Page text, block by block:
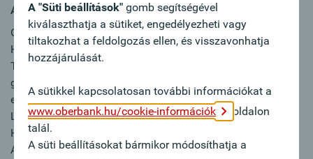
Ajánlatunk:
Oberbank ist anders, weil Sie Ihre Karriere selbst in der
Hand haben und wir Sie dabei unterstützen. Werden Sie
Teil des erfolgreichen Oberbank-Teams und wir arbeiten
gemeinsam an Ihrer weiteren Entwicklung. Wir bieten Ihnen
einzigartige Zukunftschancen und ein Arbeitsumfeld mit
Leidenschaft, Zusammenhalt, Vertrauen und Kompetenz.
Hier ein paar Highlights unserer Benefits: Attraktive
Aktienbeteiligung, hervorragende Unternehmenskultur
A "Süti beállítások" gomb segítségével
kiválaszthatja a sütiket, engedélyezheti vagy
tiltakozhat a feldolgozás ellen, és visszavonhatja
hozzájárulását.
A sütikkel kapcsolatosan további információkat a
www.oberbank.hu/cookie-információk
oldalon
talál.
A süti beállításokat bármikor módosíthatja a